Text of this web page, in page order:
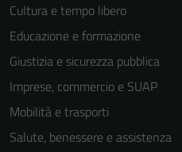
Cultura e tempo libero
Educazione e formazione
Giustizia e sicurezza pubblica
Imprese, commercio e SUAP
Mobilità e trasporti
Salute, benessere e assistenza